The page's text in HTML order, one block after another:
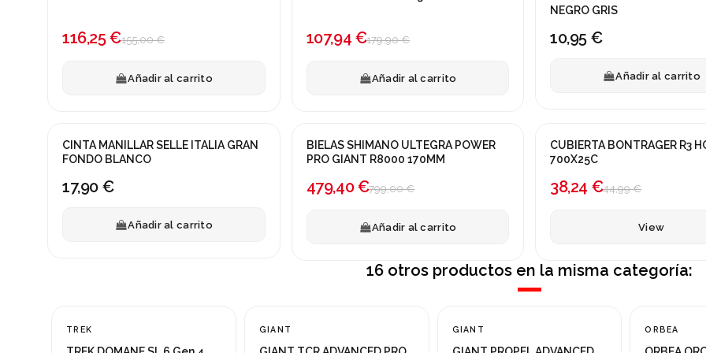
116,25 €155,00 €
Añadir al carrito
107,94 €179,90 €
Añadir al carrito
NEGRO GRIS
10,95 €
Añadir al carrito
CINTA MANILLAR SELLE ITALIA GRAN
FONDO BLANCO
17,90 €
Añadir al carrito
¡En oferta!
BIELAS SHIMANO ULTEGRA POWER
PRO GIANT R8000 170MM
479,40 €799,00 €
Añadir al carrito
¡En oferta!
CUBIERTA BONTRAGER R3
700X25C
38,24 €44,99 €
View
16 otros productos en la misma categoría:
¡En oferta!
TREK ¡En oferta!
GIANT ¡En oferta!
GIANT ¡En oferta!
ORBEA